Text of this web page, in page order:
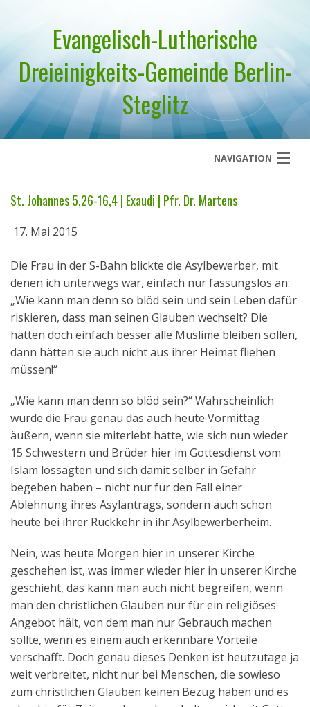
Evangelisch-Lutherische
Dreieinigkeits-Gemeinde Berlin-
Steglitz
NAVIGATION
Über uns
Geistliches Wort
Termine
Aktuelles
Kontakt
St. Johannes 5,26-16,4 | Exaudi | Pfr. Dr. Martens
17. Mai 2015
Die Frau in der S-Bahn blickte die Asylbewerber, mit
denen ich unterwegs war, einfach nur fassungslos an:
„Wie kann man denn so blöd sein und sein Leben dafür
riskieren, dass man seinen Glauben wechselt? Die
hätten doch einfach besser alle Muslime bleiben sollen,
dann hätten sie auch nicht aus ihrer Heimat fliehen
müssen!“
„Wie kann man denn so blöd sein?“ Wahrscheinlich
würde die Frau genau das auch heute Vormittag
äußern, wenn sie miterlebt hätte, wie sich nun wieder
15 Schwestern und Brüder hier im Gottesdienst vom
Islam lossagten und sich damit selber in Gefahr
begeben haben – nicht nur für den Fall einer
Ablehnung ihres Asylantrags, sondern auch schon
heute bei ihrer Rückkehr in ihr Asylbewerberheim.
Nein, was heute Morgen hier in unserer Kirche
geschehen ist, was immer wieder hier in unserer Kirche
geschieht, das kann man auch nicht begreifen, wenn
man den christlichen Glauben nur für ein religiöses
Angebot hält, von dem man nur Gebrauch machen
sollte, wenn es einem auch erkennbare Vorteile
verschafft. Doch genau dieses Denken ist heutzutage ja
weit verbreitet, nicht nur bei Menschen, die sowieso
zum christlichen Glauben keinen Bezug haben und es